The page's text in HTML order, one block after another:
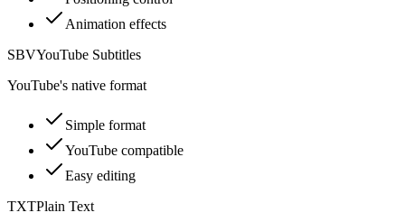
Animation effects
SBVYouTube Subtitles
YouTube's native format
Simple format
YouTube compatible
Easy editing
TXTPlain Text